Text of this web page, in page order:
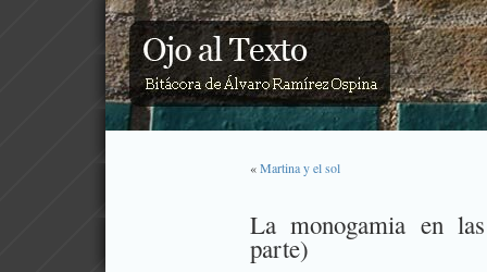
«Martina y el sol
La monogamia en
parte)